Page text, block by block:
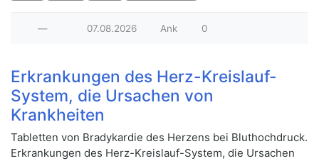
— 07.08.2026 Ank 0
Erkrankungen des Herz-Kreislauf-
System, die Ursachen von
Krankheiten
Tabletten von Bradykardie des Herzens bei Bluthochdruck.
Erkrankungen des Herz-Kreislauf-System, die Ursachen